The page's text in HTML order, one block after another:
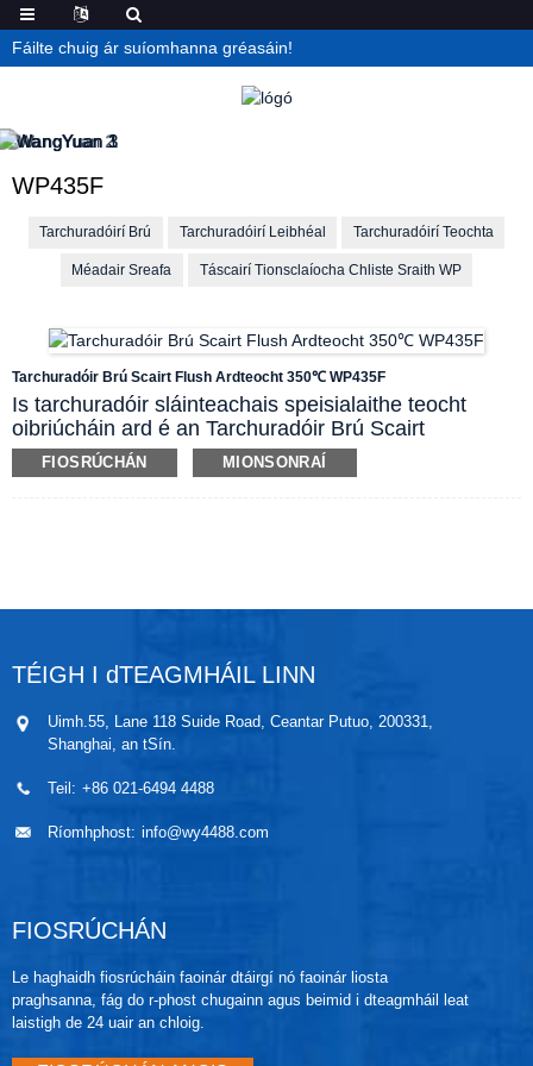
Fáilte chuig ár suíomhanna gréasáin!
WP435F
Tarchuradóirí Brú Tarchuradóirí Leibhéal Tarchuradóirí Teochta
Méadair Sreafa Táscairí Tionsclaíocha Chliste Sraith WP
Tarchuradóir Brú Scairt Flush Ardteocht 350℃ WP435F
Is tarchuradóir sláinteachais speisialaithe teocht
oibriúcháin ard é an Tarchuradóir Brú Scairt
Sruthlaithe Ardteocht 350℃ WP435F i measc Shraith
WP435. Cuireann dearadh na n-eití fuaraithe
FIOSRÚCHÁN MIONSONRAÍ
TÉIGH I dTEAGMHÁIL LINN
Uimh.55, Lane 118 Suide Road, Ceantar Putuo, 200331,
Shanghai, an tSín.
Teil: +86 021-6494 4488
Ríomhphost: info@wy4488.com
FIOSRÚCHÁN
Le haghaidh fiosrúcháin faoinár dtáirgí nó faoinár liosta
praghsanna, fág do r-phost chugainn agus beimid i dteagmháil leat
laistigh de 24 uair an chloig.